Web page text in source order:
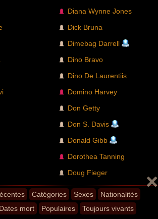
Catégories Sexes
Nationalités
Dates mort Populaires Toujours vivants
Diana Wynne Jones
Dick Bruna
Dimebag Darrell
Dino Bravo
Dino De Laurentiis
Domino Harvey
Don Getty
Don S. Davis
Donald Gibb
Dorothea Tanning
Doug Fieger